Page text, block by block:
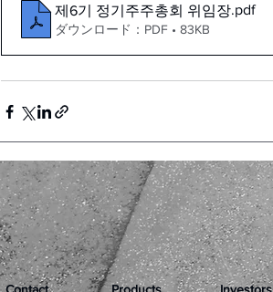
제6기 정기주주총회 위임장.pdf
ダウンロード：PDF • 83KB